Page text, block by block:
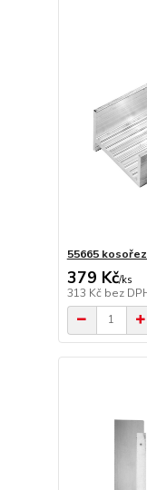
55665
379 Kč/ks
313 Kč bez